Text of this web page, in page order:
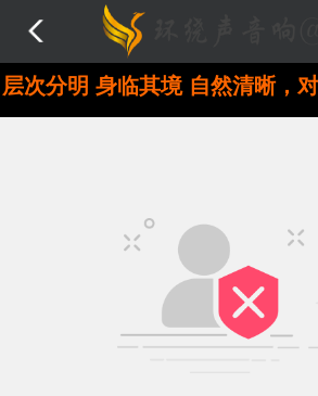
层次分明 身临其境 自然清晰，对